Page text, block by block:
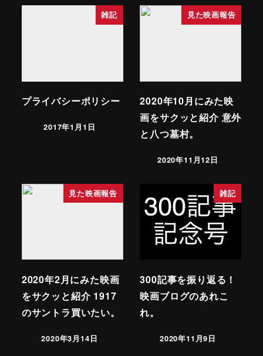
雑記
プライバシーポリシー
2017年1月1日
見た映画報告
2020年10月にみた映
画をサクッと紹介 意外
と八つ墓村。
2020年11月12日
見た映画報告
2020年2月にみた映画
をサクッと紹介 1917
のサントラ買いたい。
2020年3月14日
雑記
300記事を振り返る！
映画ブログのあれこ
れ。
2020年11月9日